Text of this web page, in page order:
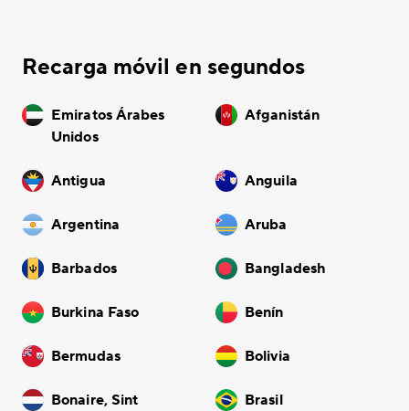
Recarga móvil en segundos
Emiratos Árabes
Unidos
Afganistán
Antigua Anguila
Argentina Aruba
Barbados Bangladesh
Burkina Faso Benín
Bermudas Bolivia
Bonaire, Sint
Brasil